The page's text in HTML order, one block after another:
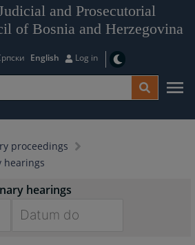
and Prosecutorial
of Bosnia and Herzegovina
English Log in
proceedings
hearings
hearings